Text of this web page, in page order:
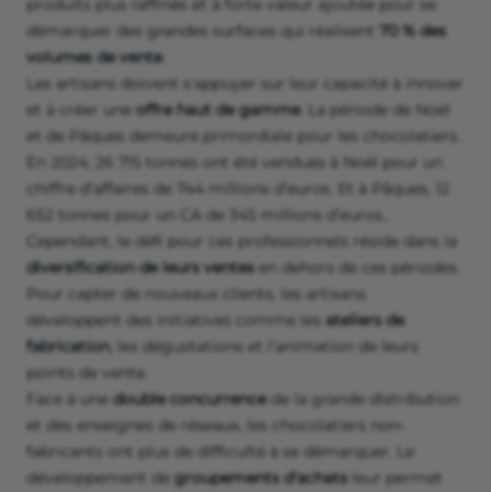
produits plus raffinés et à forte valeur ajoutée pour se
démarquer des grandes surfaces qui réalisent
70 % des
volumes de vente.
Les artisans doivent s'appuyer sur leur capacité à innover
et à créer une offre haut de gamme. La période de Noël
et de Pâques demeure primordiale pour les chocolatiers.
En 2024, 26 715 tonnes ont été vendues à Noël pour un
chiffre d’affaires de 744 millions d’euros. Et à Pâques, 12
652 tonnes pour un CA de 345 millions d’euros..
Cependant, le défi pour ces professionnels réside dans la
diversification de leurs ventes en dehors de ces périodes.
Pour capter de nouveaux clients, les artisans
développent des initiatives comme les ateliers de
fabrication, les dégustations et l’animation de leurs
points de vente.
Face à une double concurrencede la grande distribution
et des enseignes de réseaux, les chocolatiers non-
fabricants ont plus de difficulté à se démarquer. Le
développement de groupements d'achats leur permet